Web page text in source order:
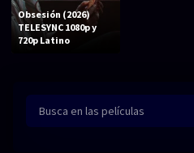
Fantástico
Obsesión (2026)
TELESYNC 1080p y
720p Latino